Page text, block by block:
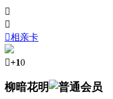


相亲卡
+10
柳暗花明